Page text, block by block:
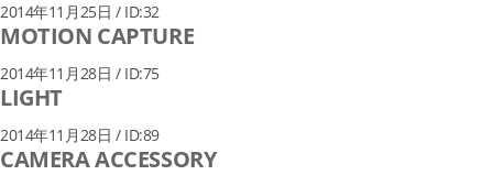
2014年11月25日 / ID:32
MOTION CAPTURE
2014年11月28日 / ID:75
LIGHT
2014年11月28日 / ID:89
CAMERA ACCESSORY